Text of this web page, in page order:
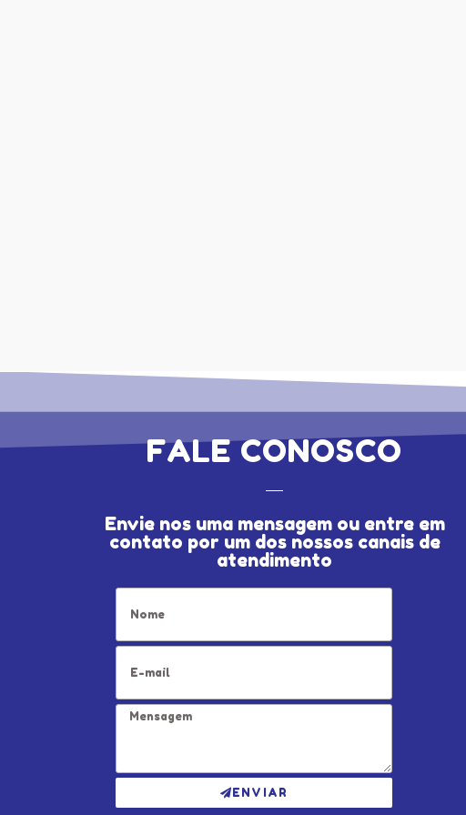
FALE CONOSCO
Envie nos uma mensagem ou entre em
contato por um dos nossos canais de
atendimento
ENVIAR